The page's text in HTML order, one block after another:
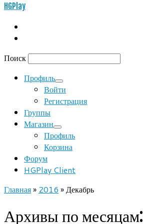
HGPlay
Поиск
Профиль
Войти
Регистрация
Группы
Магазин
Профиль
Корзина
Форум
HGPlay Client
Главная» 2016 »Декабрь
Архивы по месяцам: